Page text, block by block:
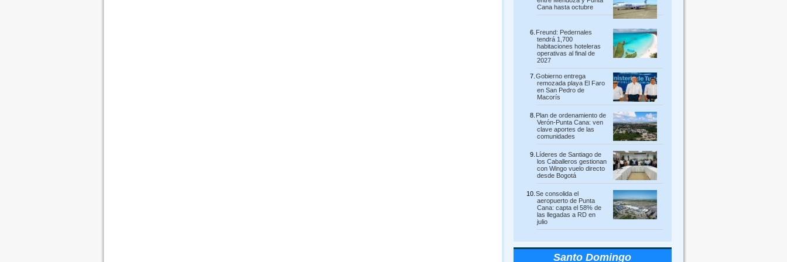
Cana hasta octubre
Freund: Pedernales
tendrá 1,700
habitaciones hoteleras
operativas al final de
2027
Gobierno entrega
remozada playa El Faro
en San Pedro de
Macorís
Plan de ordenamiento de
Verón-Punta Cana: ven
clave aportes de las
comunidades
Líderes de Santiago de
los Caballeros gestionan
con Wingo vuelo directo
desde Bogotá
Se consolida el
aeropuerto de Punta
Cana: capta el 58% de
las llegadas a RD en
julio
Santo Domingo